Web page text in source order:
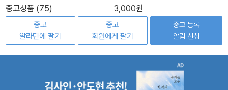
중고상품 (75) 3,000원
중고
알라딘에 팔기
중고
회원에게 팔기
중고 등록
알림 신청